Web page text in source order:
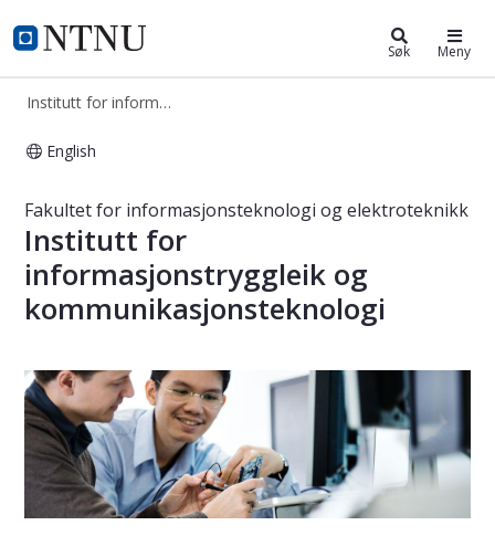
NTNU Hjemmeside
Institutt for Søk Meny
Institutt for informasjonssikkerhet og kommunikasjonsteknologi
English
Fakultet for informasjonsteknologi og elektroteknikk
Institutt for
informasjonstryggleik og
kommunikasjonsteknologi